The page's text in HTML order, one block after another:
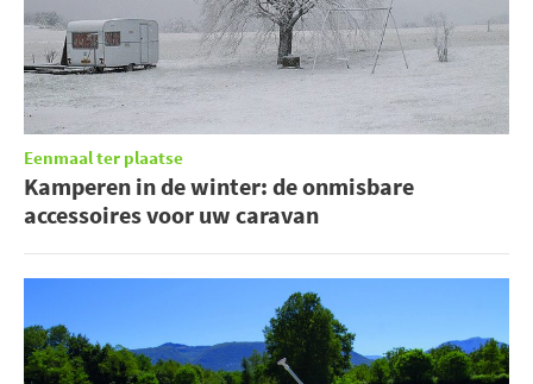
Eenmaal ter plaatse
Kamperen in de winter: de onmisbare
accessoires voor uw caravan